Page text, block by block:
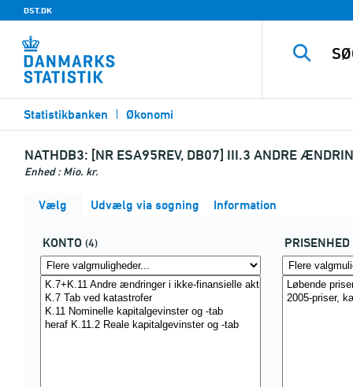
DST.DK
Statistikbanken Økonomi
NATHDB3: [NR ESA95REV, DB07] III.3 ANDRE
Enhed : Mio. kr.
Vælg Udvælg via søgning Information
KONTO (4) PRISENHED